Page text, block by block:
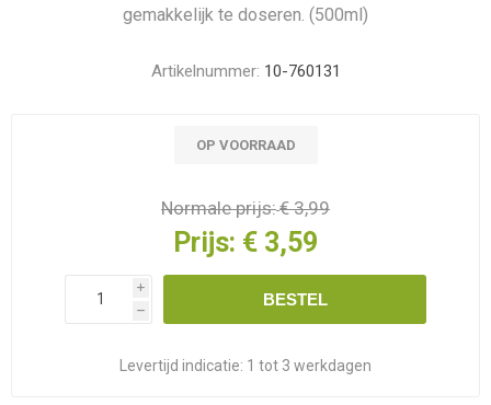
gemakkelijk te doseren. (500ml)
Artikelnummer: 10-760131
OP VOORRAAD
Normale prijs:€ 3,99
Prijs: € 3,59
i
h
BESTEL
Levertijd indicatie: 1 tot 3 werkdagen